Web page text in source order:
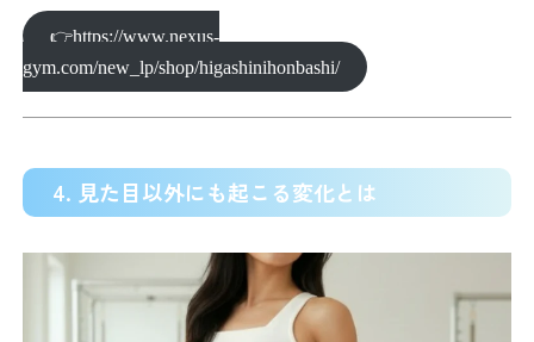
👉https://www.nexus-
gym.com/new_lp/shop/higashinihonbashi/
4. 見た目以外にも起こる変化とは